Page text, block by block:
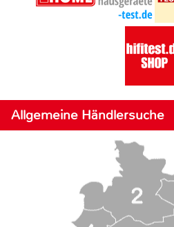
Allgemeine Händlersuche